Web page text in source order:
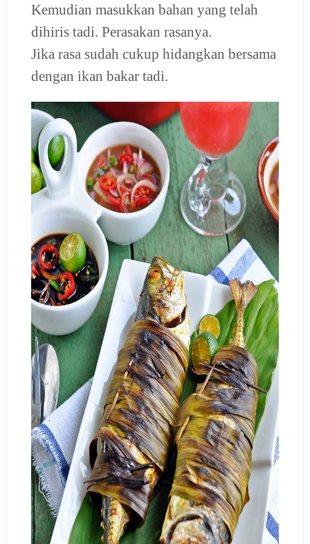
Kemudian masukkan bahan yang telah
dihiris tadi. Perasakan rasanya.
Jika rasa sudah cukup hidangkan bersama
dengan ikan bakar tadi.